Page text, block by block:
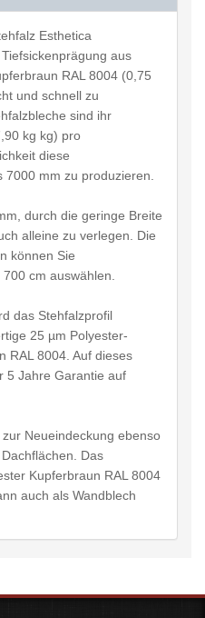
Esthetica
aus
RAL 8004 (0,75
und schnell zu
sind ihr
kg kg) pro
diese
7000 mm zu produzieren.
durch die geringe Breite
alleine zu verlegen. Die
können Sie
cm auswählen.
das Stehfalzprofil
25 µm Polyester-
RAL 8004. Auf dieses
5 Jahre Garantie auf
Neueindeckung ebenso
Das
Kupferbraun RAL 8004
auch als Wandblech